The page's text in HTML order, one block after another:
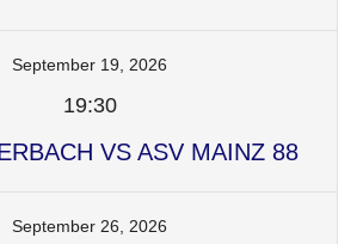
September 19, 2026
19:30
VS ASV MAINZ 88
September 26, 2026